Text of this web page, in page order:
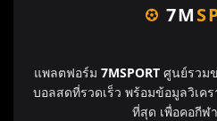
7M
แพลตฟอร์ม 7MSPORTศูนย์รวม
บอลสดที่รวดเร็ว พร้อมข้อมูลวิเค
ที่สุด เพื่อคอกีฬ